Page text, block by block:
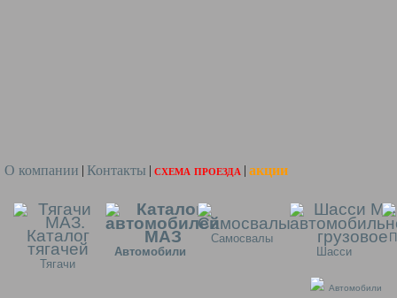
О компании Контакты схема проезда акции
Тягачи
Автомобили
Самосвалы
Шасси
Автомобили